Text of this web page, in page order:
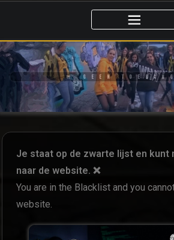
🚨 GEEN
Je staat op de zwarte lijst en kunt
naar de website. ❌
You are in the Blacklist and you
website.